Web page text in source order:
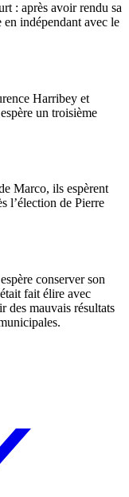
: après avoir rendu sa
indépendant avec le
Harribey et
un troisième
Marco, ils espèrent
l’élection de Pierre
conserver son
fait élire avec
des mauvais résultats